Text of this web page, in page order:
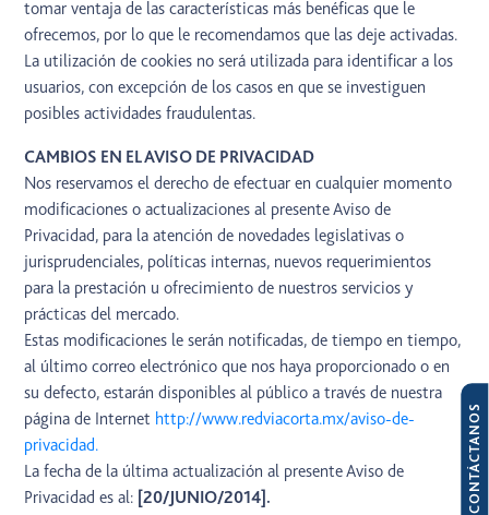
tomar ventaja de las características más benéficas que le
ofrecemos, por lo que le recomendamos que las deje activadas.
La utilización de cookies no será utilizada para identificar a los
usuarios, con excepción de los casos en que se investiguen
posibles actividades fraudulentas.
CAMBIOS EN EL AVISO DE PRIVACIDAD
Nos reservamos el derecho de efectuar en cualquier momento
modificaciones o actualizaciones al presente Aviso de
Privacidad, para la atención de novedades legislativas o
jurisprudenciales, políticas internas, nuevos requerimientos
para la prestación u ofrecimiento de nuestros servicios y
prácticas del mercado.
Estas modificaciones le serán notificadas, de tiempo en tiempo,
al último correo electrónico que nos haya proporcionado o en
su defecto, estarán disponibles al público a través de nuestra
página de Internet http://www.redviacorta.mx/aviso-de-
privacidad.
La fecha de la última actualización al presente Aviso de
Privacidad es al: [20/JUNIO/2014]. CONTÁCTANOS